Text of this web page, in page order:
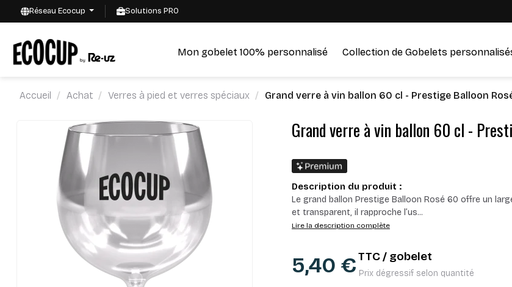
Réseau Ecocup Solutions PRO
Mon gobelet 100% personnalisé Collection de Gobelets
Accueil Achat Verres à pied et verres spéciaux Grand verre à vin ballon 60 cl - Prestige Balloon
Grand verre à vin ballon 60 cl -
Description du produit :
Le grand ballon Prestige Balloon Rosé 60 offre un
et transparent, il rapproche l’us...
Lire la description complète
5,40 €TTC / gobelet
Prix dégressif selon quantité